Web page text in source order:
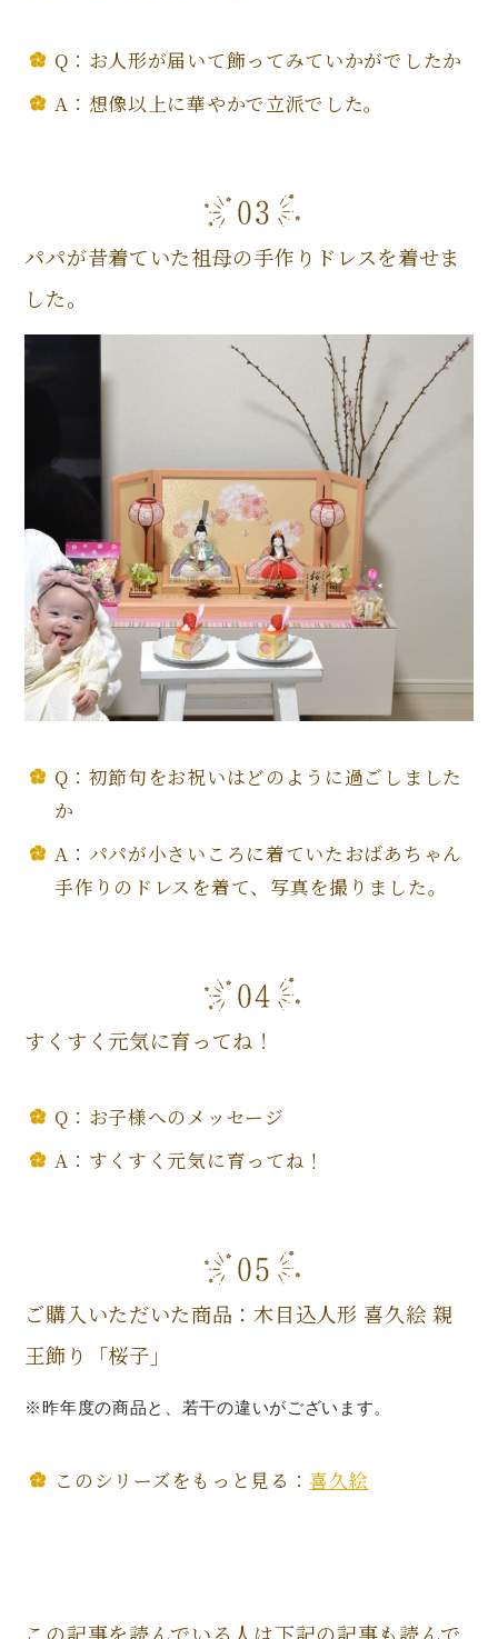
Q：お人形が届いて飾ってみていかがでしたか
A：想像以上に華やかで立派でした。
パパが昔着ていた祖母の手作りドレスを着せま
した。
Q：初節句をお祝いはどのように過ごしました
か
A：パパが小さいころに着ていたおばあちゃん
手作りのドレスを着て、写真を撮りました。
すくすく元気に育ってね！
Q：お子様へのメッセージ
A：すくすく元気に育ってね！
ご購入いただいた商品：木目込人形 喜久絵 親
王飾り「桜子」
※昨年度の商品と、若干の違いがございます。
このシリーズをもっと見る： 喜久絵